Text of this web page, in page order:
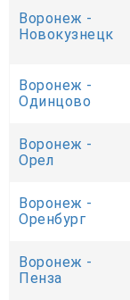
Воронеж -
Новокузнецк
Воронеж -
Одинцово
Воронеж -
Орел
Воронеж -
Оренбург
Воронеж -
Пенза